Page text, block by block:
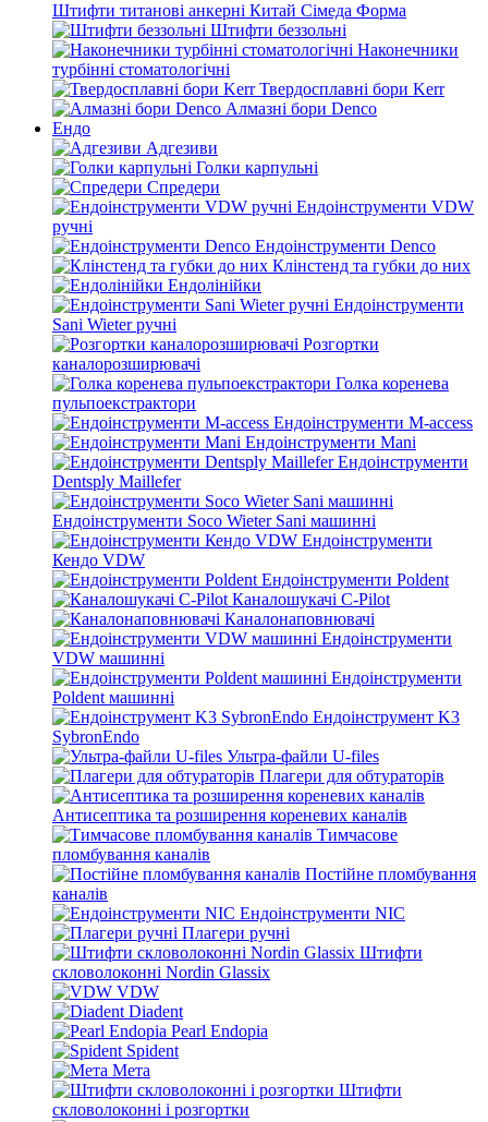
Штифти титанові анкерні Китай Сімеда Форма
Штифти беззольні
Наконечники
турбінні стоматологічні
Твердосплавні бори Kerr
Алмазні бори Denco
Ендо
Адгезиви
Голки карпульні
Спредери
Ендоінструменти VDW
ручні
Ендоінструменти Denco
Клінстенд та губки до них
Ендолінійки
Ендоінструменти
Sani Wieter ручні
Розгортки
каналорозширювачі
Голка коренева
пульпоекстрактори
Ендоінструменти M-access
Ендоінструменти Mani
Ендоінструменти
Dentsply Maillefer
Ендоінструменти Soco Wieter Sani машинні
Ендоінструменти
Кендо VDW
Ендоінструменти Poldent
Каналошукачі C-Pilot
Каналонаповнювачі
Ендоінструменти
VDW машинні
Ендоінструменти
Poldent машинні
Ендоінструмент K3
SybronEndo
Ультра-файли U-files
Плагери для обтураторів
Антисептика та розширення кореневих каналів
Тимчасове
пломбування каналів
Постійне пломбування
каналів
Ендоінструменти NIC
Плагери ручні
Штифти
скловолоконні Nordin Glassix
VDW
Diadent
Pearl Endopia
Spident
Мета
Штифти
скловолоконні і розгортки